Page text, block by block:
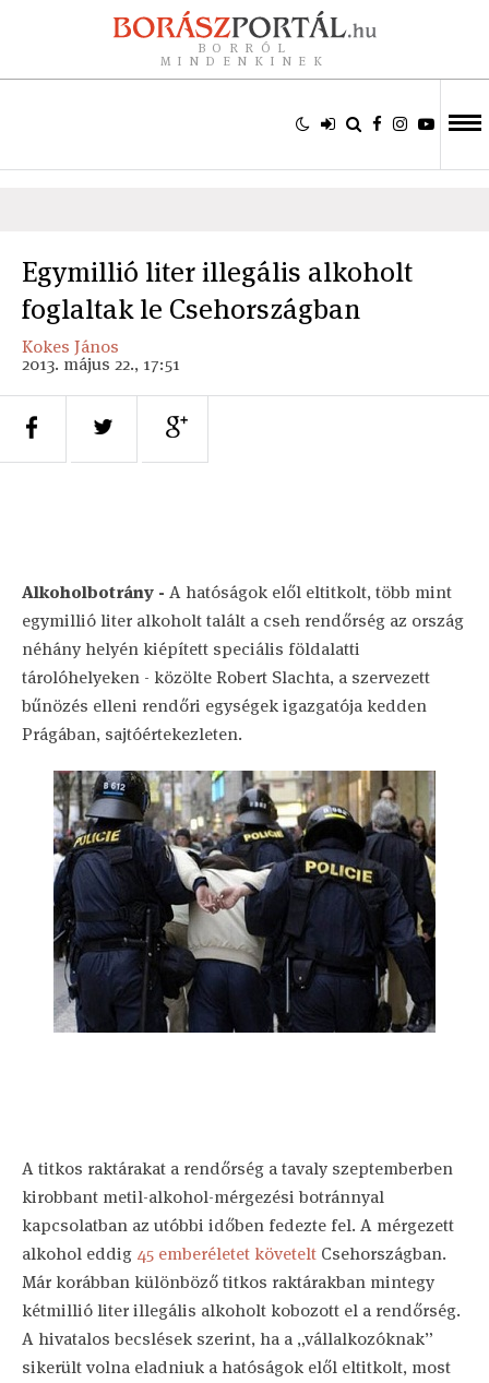
BORRÓL
MINDENKINEK
Egymillió liter illegális alkoholt
foglaltak le Csehországban
Kokes János
2013. május 22., 17:51
Alkoholbotrány - A hatóságok elől eltitkolt, több mint
egymillió liter alkoholt talált a cseh rendőrség az ország
néhány helyén kiépített speciális földalatti
tárolóhelyeken - közölte Robert Slachta, a szervezett
bűnözés elleni rendőri egységek igazgatója kedden
Prágában, sajtóértekezleten.
A titkos raktárakat a rendőrség a tavaly szeptemberben
kirobbant metil-alkohol-mérgezési botránnyal
kapcsolatban az utóbbi időben fedezte fel. A mérgezett
alkohol eddig 45 emberéletet követelt Csehországban.
Már korábban különböző titkos raktárakban mintegy
kétmillió liter illegális alkoholt kobozott el a rendőrség.
A hivatalos becslések szerint, ha a „vállalkozóknak”
sikerült volna eladniuk a hatóságok elől eltitkolt, most